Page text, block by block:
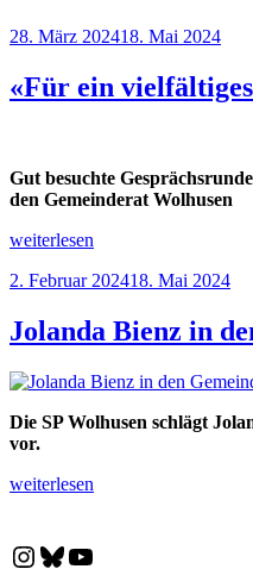
Veröffentlicht
28. März 202418. Mai 2024
«Für ein
Gut besuchte
den Gemeinderat Wolhusen
„«Für
vielfältiges
weiterlesen
Veröffentlicht
2. Februar 202418. Mai 2024
Jolanda Bienz in
Die SP Wolhusen schlägt
vor.
„Jolanda
den
weiterlesen
Instagram
Bluesky
YouTube